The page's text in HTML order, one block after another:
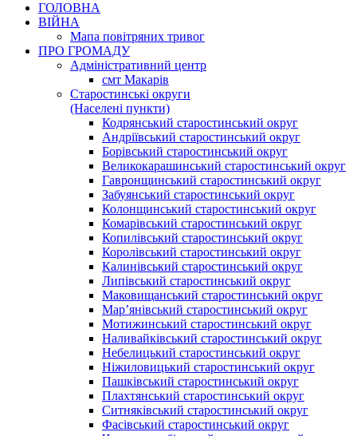
ГОЛОВНА
ВІЙНА
Мапа повітряних тривог
ПРО ГРОМАДУ
Aдміністративний центр
смт Макарів
Старостинські округи
(Населені пункти)
Кодрянський старостинський округ
Андріївський старостинський округ
Борівський старостинський округ
Великокарашинський старостинський округ
Гавронщинський старостинський округ
Забуянський старостинський округ
Колонщинський старостинський округ
Комарівський старостинський округ
Копилівський старостинський округ
Королівський старостинський округ
Калинівський старостинський округ
Липівський старостинський округ
Маковищанський старостинський округ
Мар’янівський старостинський округ
Мотижинський старостинський округ
Наливайківський старостинський округ
Небелицький старостинський округ
Ніжиловицький старостинський округ
Пашківський старостинський округ
Плахтянський старостинський округ
Ситняківський старостинський округ
Фасівський старостинський округ